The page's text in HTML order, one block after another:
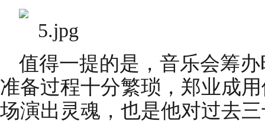
值得一提的是，音乐会筹
准备过程十分繁琐，郑业成
场演出灵魂，也是他对过去